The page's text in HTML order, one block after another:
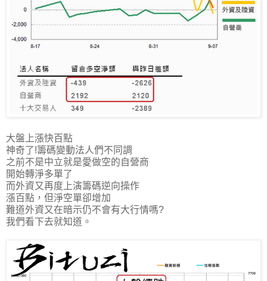
大盤上漲快百點
神奇了!籌碼變動法人們不同調
之前不是中立就是愛做空的自營商
開始轉淨多單了
而外資又再度上演籌碼逆向操作
漲百點，但淨空單卻增加
難道外資又在暗示仍不會有大行情嗎?
我們看下去就知道。